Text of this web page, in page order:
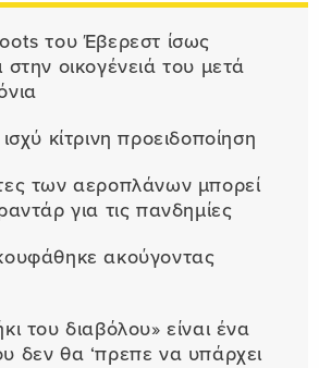
του Έβερεστ ίσως
στην οικογένειά του μετά
κίτρινη προειδοποίηση
των αεροπλάνων μπορεί
για τις πανδημίες
ακούγοντας
του διαβόλου» είναι ένα
δεν θα ‘πρεπε να υπάρχει